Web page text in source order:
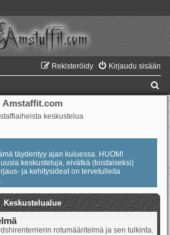
Kirjaudu sisään
Rekisteröidy
Amstaffit.com
keskustelua
täydentyy ajan kuluessa. HUOM!
keskusteluja, eivätkä (toistaiseksi)
ja kehitysideat on tervetulleita
Keskustelualue
rotumääritelmä ja sen tulkinta.